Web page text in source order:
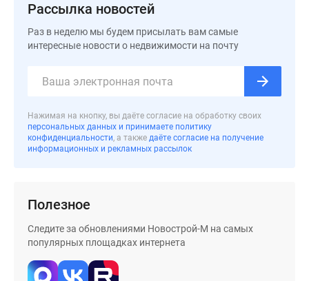
Поиск
Программа
Москве
Новостройки
бизнес-
класса
Рассрочка
Траншевая
ипотека
Рассылка новостей
Раз в неделю мы будем присылать вам самые
интересные новости о недвижимости на почту
Нажимая на кнопку, вы даёте согласие на обработку своих
персональных данных и принимаете политику
конфиденциальности, а также даёте согласие на получение
информационных и рекламных рассылок
Полезное
Следите за обновлениями Новострой-М на самых
популярных площадках интернета